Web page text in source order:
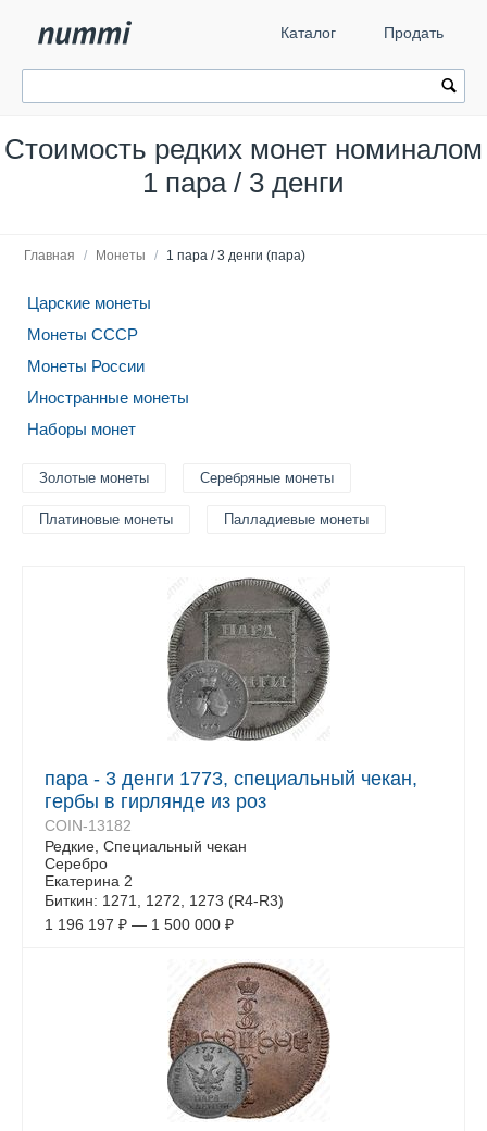
Каталог Продать
Стоимость редких монет номиналом
1 пара / 3 денги
Главная / Монеты / 1 пара / 3 денги (пара)
Царские монеты
Монеты СССР
Монеты России
Иностранные монеты
Наборы монет
Золотые монеты Серебряные монеты
Платиновые монеты Палладиевые монеты
пара - 3 денги 1773, специальный чекан,
гербы в гирлянде из роз
COIN-13182
Редкие, Специальный чекан
Серебро
Екатерина 2
Биткин: 1271, 1272, 1273 (R4-R3)
1 196 197 ₽ — 1 500 000 ₽